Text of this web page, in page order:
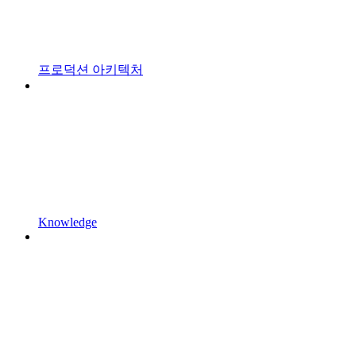
프로덕션 아키텍처
Knowledge